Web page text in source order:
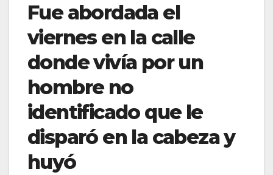
Fue abordada el
viernes en la calle
donde vivía por un
hombre no
identificado que le
disparó en la cabeza y
huyó